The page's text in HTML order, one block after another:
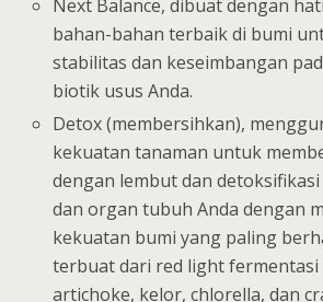
Next Balance, dibuat dengan
bahan-bahan terbaik di bumi
stabilitas dan keseimbangan
biotik usus Anda.
Detox (membersihkan),
kekuatan tanaman untuk
dengan lembut dan
dan organ tubuh Anda dengan
kekuatan bumi yang paling
terbuat dari red light fermentasi
artichoke, kelor, chlorella, dan